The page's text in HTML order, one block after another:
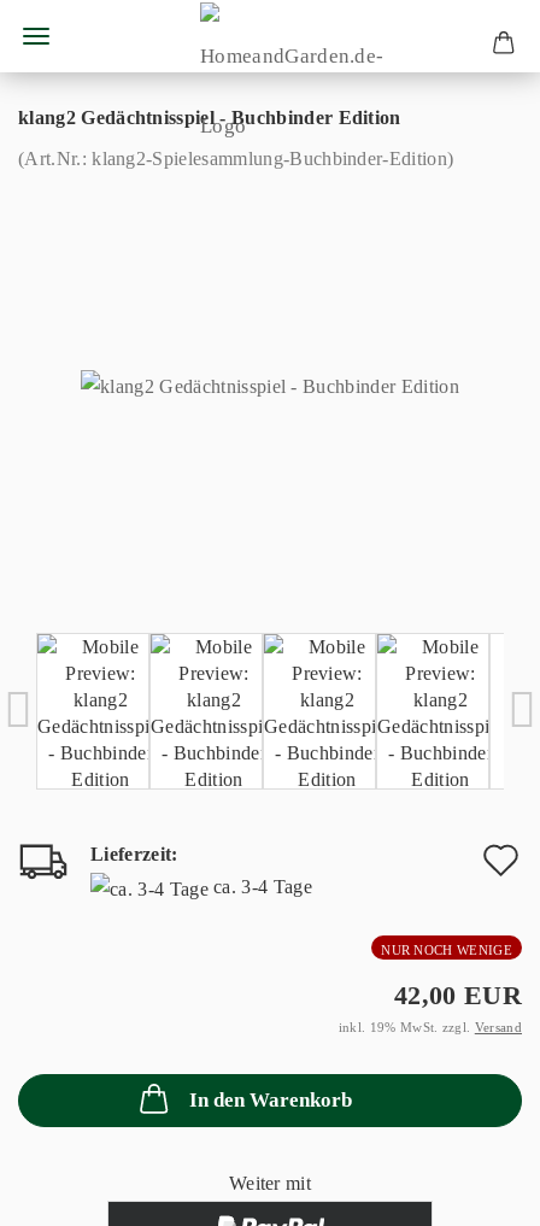
klang2 Gedächtnisspiel - Buchbinder Edition
(Art.Nr.:klang2-Spielesammlung-Buchbinder-Edition)
Lieferzeit:
ca. 3-4 Tage
NUR NOCH WENIGE
42,00 EUR
inkl. 19% MwSt. zzgl. Versand
In den Warenkorb
Weiter mit